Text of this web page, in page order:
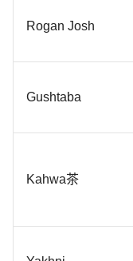
Rogan Josh
Gushtaba
Kahwa茶